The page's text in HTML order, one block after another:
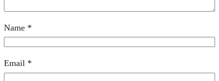
Name *
Email *